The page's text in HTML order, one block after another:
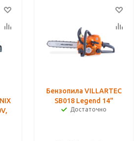
Бензопила VILLARTEC
SB018 Legend 14"
Достаточно